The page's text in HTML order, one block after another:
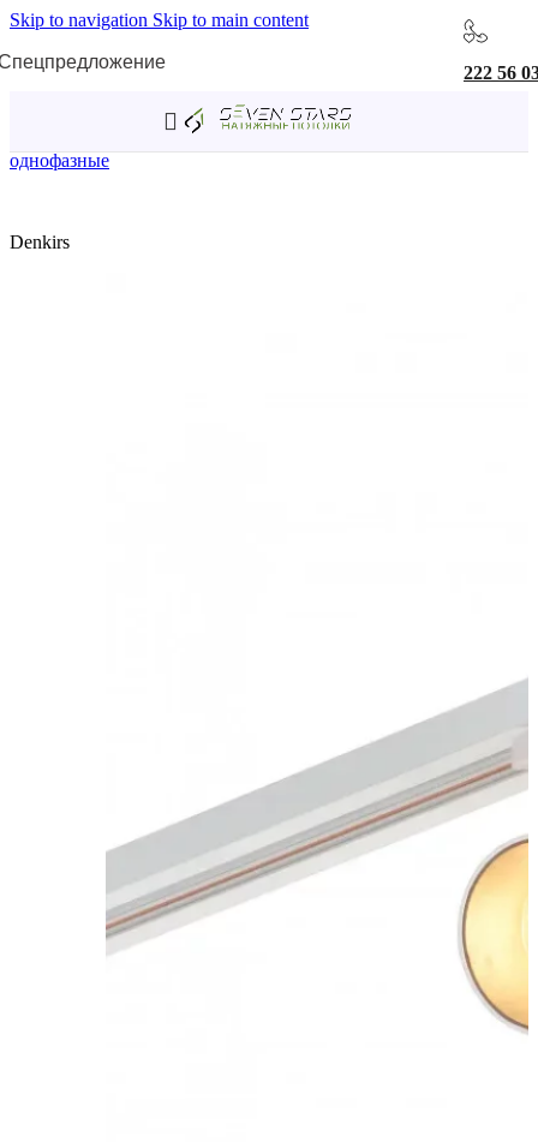
Skip to navigation Skip to main content
222 56
Трековая система однофазная
однофазные
Denkirs